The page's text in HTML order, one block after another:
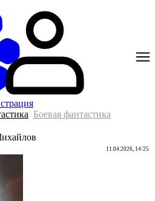
Боевая фантастика
11.04.2026, 14:25